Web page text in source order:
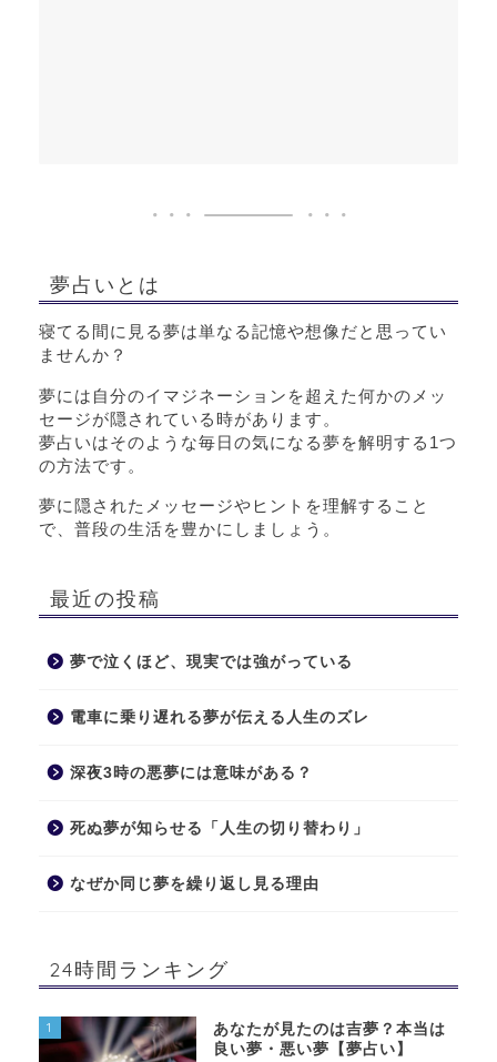
夢占いとは
寝てる間に見る夢は単なる記憶や想像だと思ってい
ませんか？
夢には自分のイマジネーションを超えた何かのメッ
セージが隠されている時があります。
夢占いはそのような毎日の気になる夢を解明する1つ
の方法です。
夢に隠されたメッセージやヒントを理解すること
で、普段の生活を豊かにしましょう。
最近の投稿
夢で泣くほど、現実では強がっている
電車に乗り遅れる夢が伝える人生のズレ
深夜3時の悪夢には意味がある？
死ぬ夢が知らせる「人生の切り替わり」
なぜか同じ夢を繰り返し見る理由
24時間ランキング
1
あなたが見たのは吉夢？本当は
良い夢・悪い夢【夢占い】